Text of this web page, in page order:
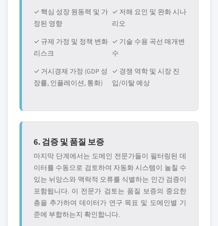
✓ 핵심 성장 원동력 및 가
정된 영향
✓ 저해 요인 및 완화 시나
리오
✓ 규제 가정 및 정책 변화
리스크
✓ 기술 수용 곡선 매개변
수
✓ 거시경제 가정 (GDP 성
장률, 인플레이션, 통화)
✓ 경쟁 역학 및 시장 진
입/이탈 예상
6. 검증 및 품질 보증
마지막 단계에서는 도메인 전문가들이 필터링된 데
이터를 수동으로 검토하여 자동화 시스템이 놀칠 수
있는 뉘앙스와 맥락적 오류를 식별하는 인간 검증이
포함됩니다. 이 전문가 검토는 품질 보증의 중요한
층을 추가하여 데이터가 연구 목표 및 도메인별 기
준에 부합하는지 확인합니다.